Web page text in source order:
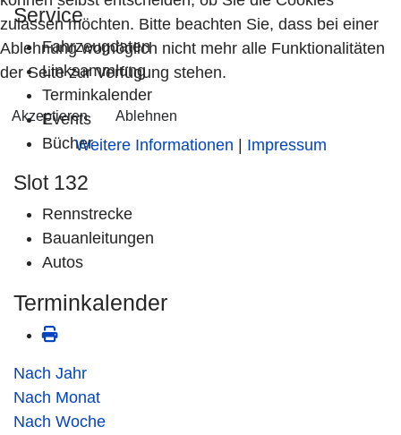
Service
Fahrzeugdaten
Linksammlung
Terminkalender
Events
Bücher
Slot 132
Rennstrecke
Bauanleitungen
Autos
Terminkalender
Nach Jahr
Nach Monat
Nach Woche
zulassen möchten. Bitte beachten Sie, dass bei einer
Ablehnung womöglich nicht mehr alle Funktionalitäten
der Seite zur Verfügung stehen.
Akzeptieren Ablehnen
Weitere Informationen Impressum